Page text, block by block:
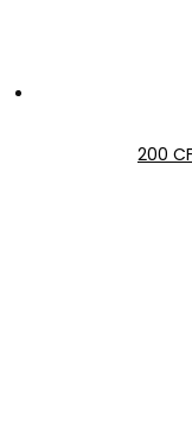
200